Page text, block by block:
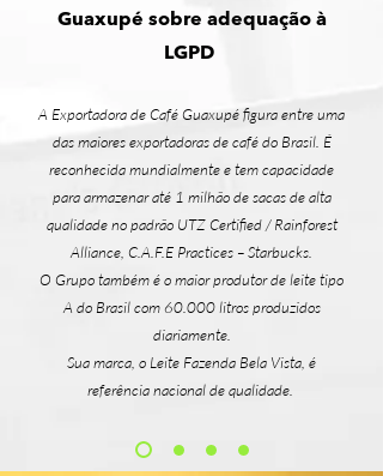
Guaxupé sobre adequação à
LGPD
A Exportadora de Café Guaxupé figura entre uma
das maiores exportadoras de café do Brasil. É
reconhecida mundialmente e tem capacidade
para armazenar até 1 milhão de sacas de alta
qualidade no padrão UTZ Certified / Rainforest
Alliance, C.A.F.E Practices – Starbucks.
O Grupo também é o maior produtor de leite tipo
A do Brasil com 60.000 litros produzidos
diariamente.
Sua marca, o Leite Fazenda Bela Vista, é
referência nacional de qualidade.